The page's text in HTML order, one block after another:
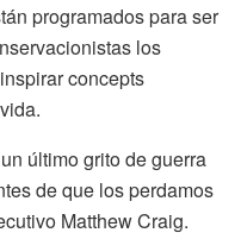
programados para ser
los
concepts
último grito de guerra
de que los perdamos
Matthew Craig.